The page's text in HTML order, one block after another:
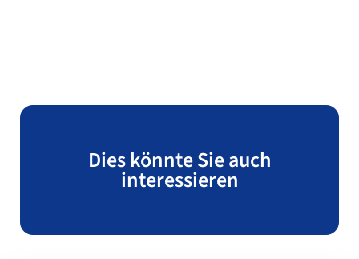
Dies könnte Sie auch
interessieren